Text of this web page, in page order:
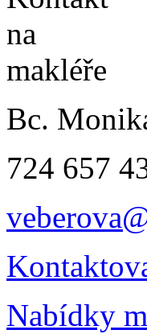
Bc.
724 657
Nabídky